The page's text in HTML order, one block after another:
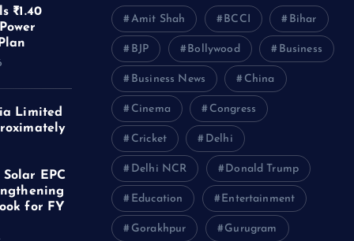
₹1.40
Limited
Solar EPC
for FY
Amit Shah BCCI Bihar
BJP Bollywood Business
Business News China
Cinema Congress
Cricket Delhi
Delhi NCR Donald Trump
Education Entertainment
Gorakhpur Gurugram